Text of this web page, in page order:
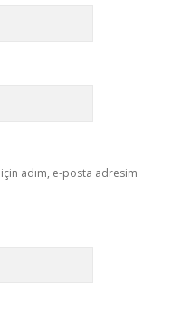
adım, e-posta adresim